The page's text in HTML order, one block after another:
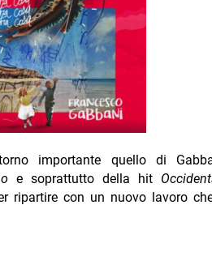
importante quello di
e soprattutto della hit
ripartire con un nuovo lavoro